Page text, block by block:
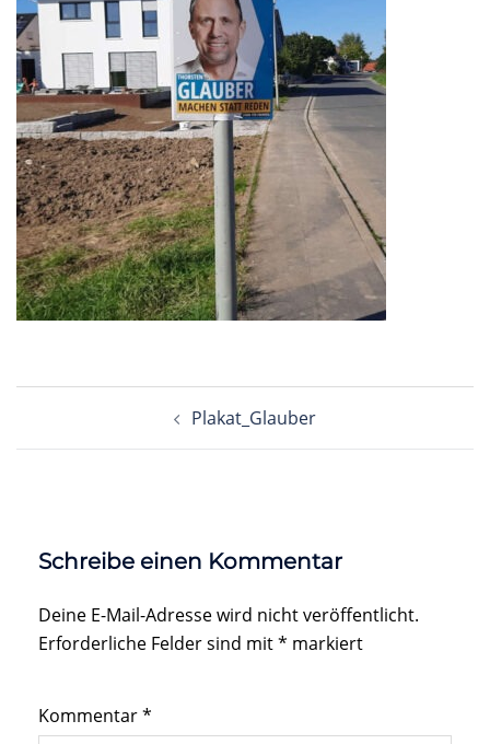
Plakat_Glauber
Schreibe einen Kommentar
Deine E-Mail-Adresse wird nicht veröffentlicht.
Erforderliche Felder sind mit* markiert
Kommentar*